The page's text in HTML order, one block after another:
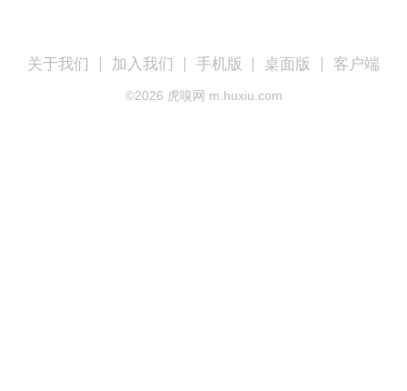
关于我们 加入我们 手机版 桌面版 客户端
©2026 虎嗅网 m.huxiu.com